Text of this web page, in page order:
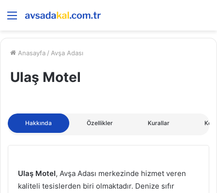
Menü
Anasayfa / Avşa Adası
Ulaş Motel
Hakkında Özellikler Kurallar
Ulaş Motel, Avşa Adası merkezinde hizmet veren
kaliteli tesislerden biri olmaktadır. Denize sıfır